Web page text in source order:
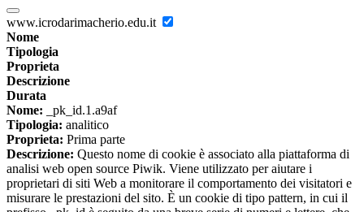
www.icrodarimacherio.edu.it
Nome
Tipologia
Proprieta
Descrizione
Durata
Nome: _pk_id.1.a9af
Tipologia: analitico
Proprieta: Prima parte
Descrizione: Questo nome di cookie è associato alla piattaforma di
analisi web open source Piwik. Viene utilizzato per aiutare i
proprietari di siti Web a monitorare il comportamento dei visitatori e
misurare le prestazioni del sito. È un cookie di tipo pattern, in cui il